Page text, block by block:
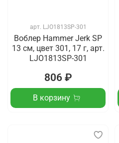
арт. LJO1813SP-301
Воблер Hammer Jerk SP
13 см, цвет 301, 17 г, арт.
LJO1813SP-301
806 ₽
В корзину